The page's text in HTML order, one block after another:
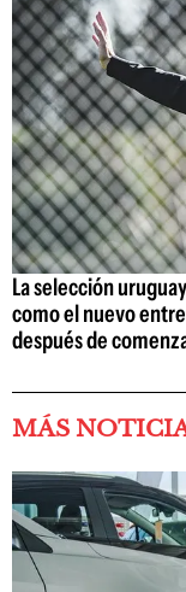
La selección
como el nuevo
después de
MÁS